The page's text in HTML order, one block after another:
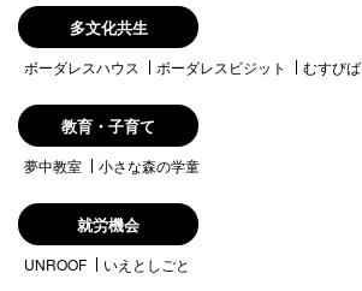
多文化共生
ボーダレスハウス ボーダレスビジット むすびば
教育・子育て
夢中教室 小さな森の学童
就労機会
UNROOF いえとしごと